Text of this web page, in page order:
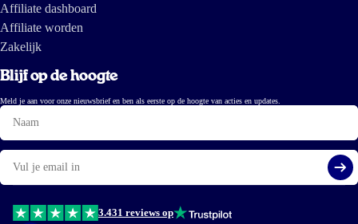
Affiliate dashboard
Affiliate worden
Zakelijk
Blijf op de hoogte
Meld je aan voor onze nieuwsbrief en ben als eerste op de hoogte van acties en updates.
Naam
E-
mail
3.431 reviews op